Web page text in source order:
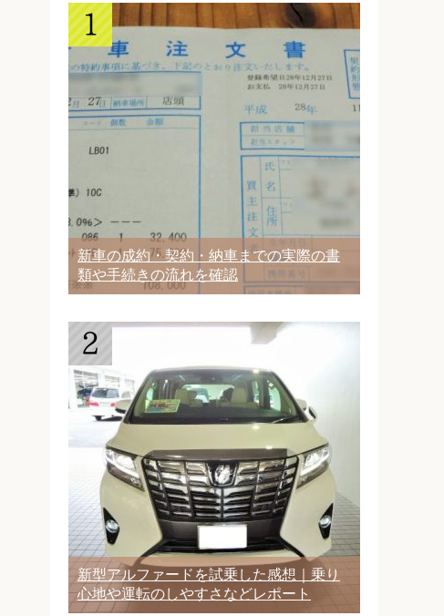
新車の成約・契約・納車までの実際の書
類や手続きの流れを確認
新型アルファードを試乗した感想｜乗り
心地や運転のしやすさなどレポート